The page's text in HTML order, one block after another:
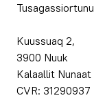
Kuussuaq 2,
3900 Nuuk
Kalaallit Nunaat
CVR: 31290937